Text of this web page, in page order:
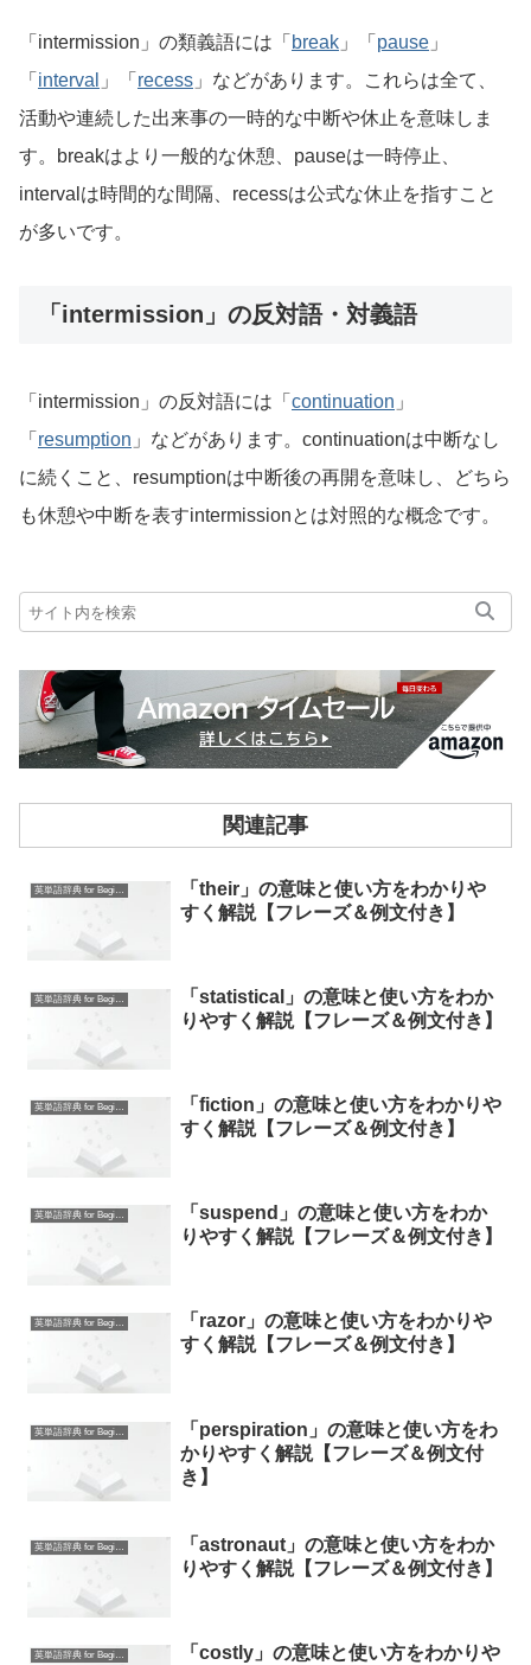
「intermission」の類義語には「 break 」「 pause 」
「 interval 」「 recess 」などがあります。これらは全て、
活動や連続した出来事の一時的な中断や休止を意味しま
す。breakはより一般的な休憩、pauseは一時停止、
intervalは時間的な間隔、recessは公式な休止を指すこと
が多いです。
「intermission」の反対語・対義語
「intermission」の反対語には「 continuation 」
「 resumption 」などがあります。continuationは中断なし
に続くこと、resumptionは中断後の再開を意味し、どちら
も休憩や中断を表すintermissionとは対照的な概念です。
関連記事
英単語辞典 for Beginners
「their」の意味と使い方をわかりや
すく解説【フレーズ＆例文付き】
英単語辞典 for Beginners
「statistical」の意味と使い方をわか
りやすく解説【フレーズ＆例文付き】
英単語辞典 for Beginners
「fiction」の意味と使い方をわかりや
すく解説【フレーズ＆例文付き】
英単語辞典 for Beginners
「suspend」の意味と使い方をわか
りやすく解説【フレーズ＆例文付き】
英単語辞典 for Beginners
「razor」の意味と使い方をわかりや
すく解説【フレーズ＆例文付き】
英単語辞典 for Beginners
「perspiration」の意味と使い方をわ
かりやすく解説【フレーズ＆例文付
き】
英単語辞典 for Beginners
「astronaut」の意味と使い方をわか
りやすく解説【フレーズ＆例文付き】
英単語辞典 for Beginners
「costly」の意味と使い方をわかりや